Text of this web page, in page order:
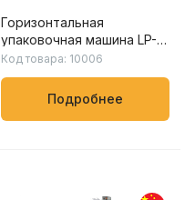
Горизонтальная
упаковочная машина LP-
450X – LP-900X: скорость
упаковки от 20 до 150
пакетов/мин, для упаковки
овощей, фруктов и других
продуктов
Код товара: 10006
Подробнее